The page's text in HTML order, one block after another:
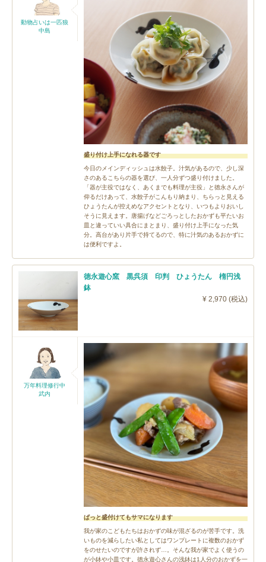
動物占いは一匹狼
中島
盛り付け上手になれる器です
今日のメインディッシュは水餃子。汁気があるので、少し深
さのあるこちらの器を選び、一人分ずつ盛り付けました。
「器が主役ではなく、あくまでも料理が主役」と徳永さんが
仰るだけあって、水餃子がこんもり納まり、ちらっと見える
ひょうたんが控えめなアクセントとなり、いつもよりおいし
そうに見えます。唐揚げなどごろっとしたおかずも平たいお
皿と違っていい具合にまとまり、盛り付け上手になった気
分。高台があり片手で持てるので、特に汁気のあるおかずに
は便利ですよ。
徳永遊心窯 黒呉須 印判 ひょうたん 楕円浅
鉢
¥ 2,970 (税込)
万年料理修行中
武内
ぱっと盛付けてもサマになります
我が家のこどもたちはおかずの味が混ざるのが苦手です。洗
いものを減らしたい私としてはワンプレートに複数のおかず
をのせたいのですが許されず…。そんな我が家でよく使うの
が小鉢や小皿です。徳永遊心さんの浅鉢は1人分のおかずを一